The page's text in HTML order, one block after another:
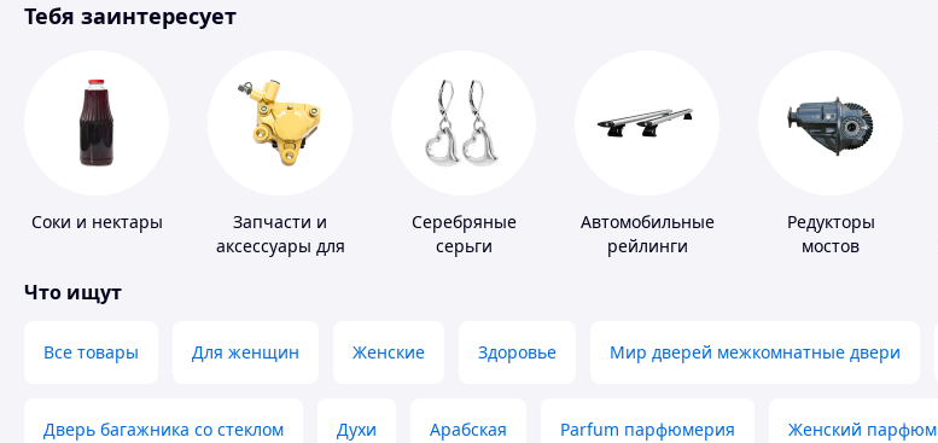
Инструмент
Тебя заинтересует
Соки и нектары
Запчасти и
аксессуары для
Серебряные
серьги
Автомобильные
рейлинги
Редукторы
мостов
Что ищут
Все товары Для женщин Женские Здоровье Мир дверей межкомнатные двери
Дверь багажника со стеклом Духи Арабская Parfum парфюмерия Женский парфюм